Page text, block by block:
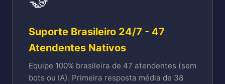
Suporte Brasileiro 24/7 - 47
Atendentes Nativos
Equipe 100% brasileira de 47 atendentes (sem
bots ou IA). Primeira resposta média de 38